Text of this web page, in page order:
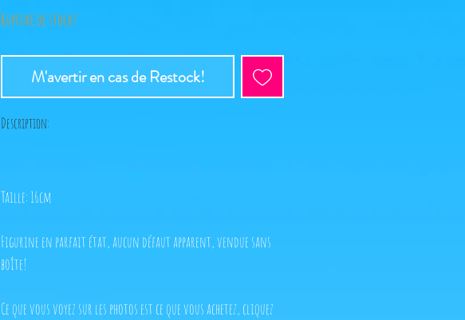
Rupture de stock!
M'avertir en cas de Restock!
Description:
Taille: 16cm
Figurine en parfait état, aucun défaut apparent, vendue sans
boîte!
Ce que vous voyez sur les photos est ce que vous achetez, cliquez